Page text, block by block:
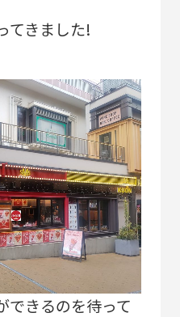
てきました!
できるのを待って